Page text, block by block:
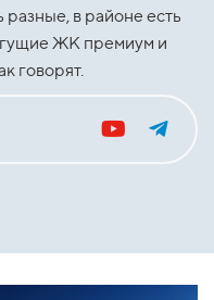
в районе есть
ЖК премиум и
говорят.